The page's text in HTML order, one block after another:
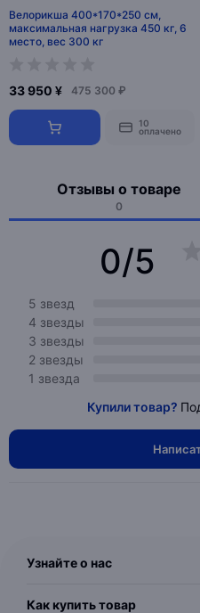
Велорикша 400*170*250 см,
максимальная нагрузка 450 кг, 6
место, вес 300 кг
33 950 ¥ 475 300 ₽
10
оплачено
Отзывы о товаре
0
0/5
5 звезд
4 звезды
3 звезды
2 звезды
1 звезда
Купили товар?
Узнайте о нас
Как купить товар